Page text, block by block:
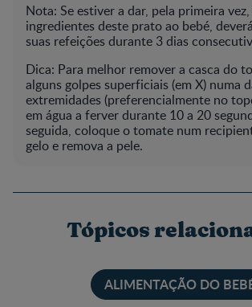
Nota: Se estiver a dar, pela primeira
ingredientes deste prato ao bebé,
suas refeições durante 3 dias
Dica: Para melhor remover a casca do
alguns golpes superficiais (em X) numa
extremidades (preferencialmente no
em água a ferver durante 10 a 20
seguida, coloque o tomate num
gelo e remova a pele.
Tópicos
ALIMENTAÇÃO DO